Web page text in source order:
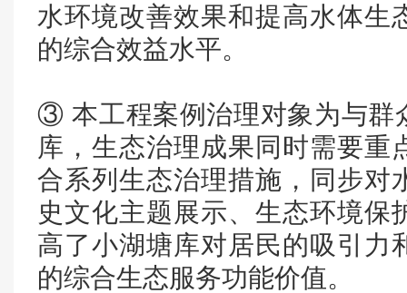
水环境改善效果和提高水体生
的综合效益水平。
③ 本工程案例治理对象为与群
库，生态治理成果同时需要重
合系列生态治理措施，同步对
史文化主题展示、生态环境保
高了小湖塘库对居民的吸引力
的综合生态服务功能价值。